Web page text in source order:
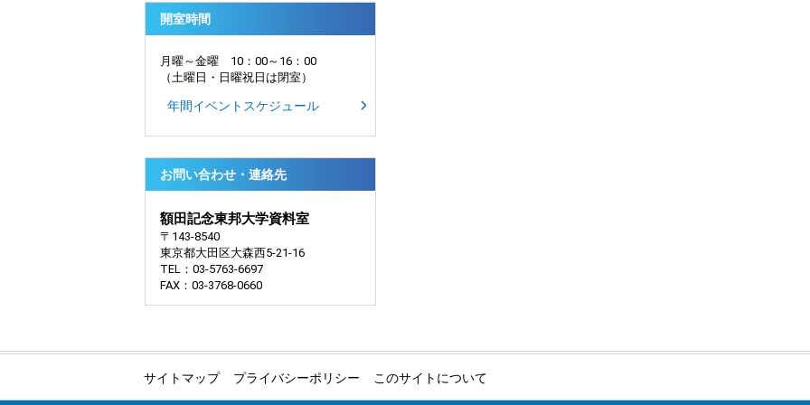
開室時間
月曜～金曜 10：00～16：00
（土曜日・日曜祝日は閉室）
年間イベントスケジュール
お問い合わせ・連絡先
額田記念東邦大学資料室
〒143-8540
東京都大田区大森西5-21-16
TEL：03-5763-6697
FAX：03-3768-0660
サイトマップ プライバシーポリシー このサイトについて